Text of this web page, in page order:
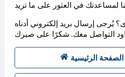
إرسال بريد إلكتروني أدناه
الصفحة الرئيسية